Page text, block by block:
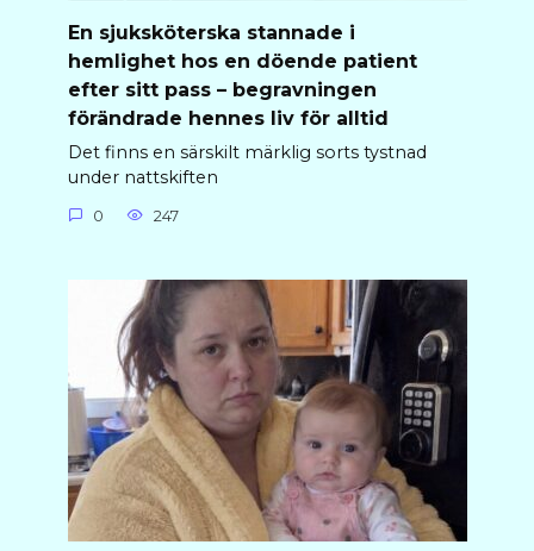
En sjuksköterska stannade i
hemlighet hos en döende patient
efter sitt pass – begravningen
förändrade hennes liv för alltid
Det finns en särskilt märklig sorts tystnad
under nattskiften
0 247